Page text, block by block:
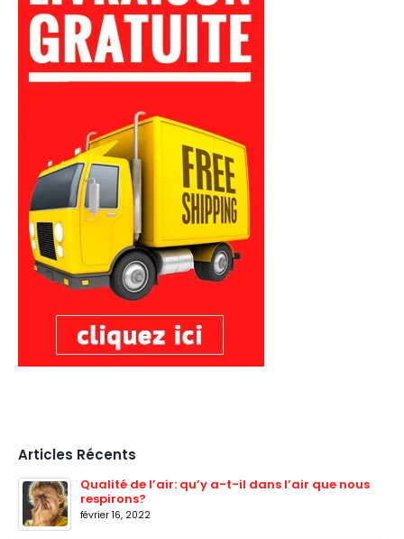
Articles Récents
Qualité de l’air: qu’y a-t-il dans l’air que nous
respirons?
février 16, 2022